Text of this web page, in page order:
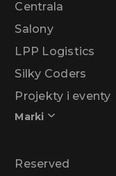
Centrala
Salony
LPP Logistics
Silky Coders
Projekty i eventy
Marki
Reserved